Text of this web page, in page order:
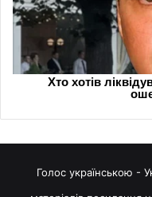
Голос українською -